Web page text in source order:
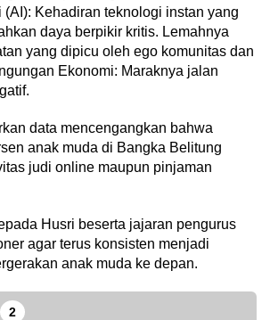
(AI): Kehadiran teknologi instan yang
daya berpikir kritis. Lemahnya
yang dipicu oleh ego komunitas dan
Ekonomi: Maraknya jalan
data mencengangkan bahwa
anak muda di Bangka Belitung
judi online maupun pinjaman
Husri beserta jajaran pengurus
agar terus konsisten menjadi
anak muda ke depan.
2